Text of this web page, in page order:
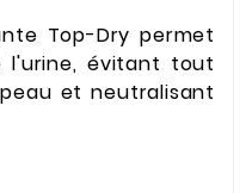
Top-Dry permet
l'urine, évitant tout
et neutralisant